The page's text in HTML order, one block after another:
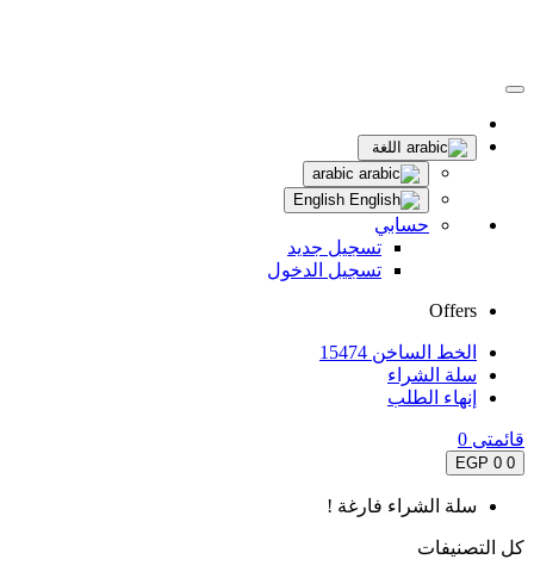
اللغة
حسابي
تسجيل جديد
تسجيل الدخول
Offers
الخط الساخن 15474
سلة الشراء
إنهاء الطلب
قائمتى 0
0
0 EGP
سلة الشراء فارغة !
كل التصنيفات